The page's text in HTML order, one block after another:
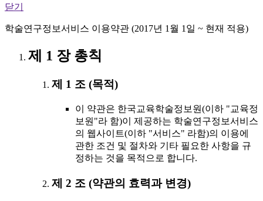
닫기
학술연구정보서비스 이용약관 (2017년 1월 1일 ~ 현재 적용)
제 1 장 총칙
제 1 조 (목적)
이 약관은 한국교육학술정보원(이하 "교육정
보원"라 함)이 제공하는 학술연구정보서비스
의 웹사이트(이하 "서비스" 라함)의 이용에
관한 조건 및 절차와 기타 필요한 사항을 규
정하는 것을 목적으로 합니다.
제 2 조 (약관의 효력과 변경)